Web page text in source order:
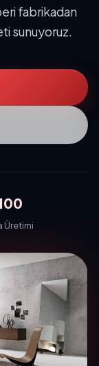
fabrikadan
sunuyoruz.
Üretimi